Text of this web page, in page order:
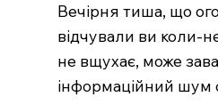
Вечірня тиша, що
відчували ви коли-
не вщухає, може
інформаційний шум